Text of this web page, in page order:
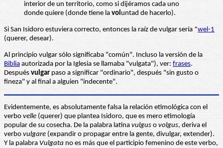
interior de un territorio, como si dijéramos cada uno
donde quiere (donde tiene la voluntad de hacerlo).
Si San Isidoro estuviera correcto, entonces la raíz de vulgar sería *wel-1
(querer, desear).
Al principio vulgar sólo significaba "común". Incluso la versión de la
Biblia autorizada por la Iglesia se llamaba "vulgata"), ver: frases.
Después vulgar paso a significar "ordinario", después "sin gusto o
fineza" y al final a alguien "indecente".
Evidentemente, es absolutamente falsa la relación etimológica con el
verbo velle (querer) que plantea Isidoro, que es mero etimología
popular de su cosecha. De la palabra latina vulgus o volgus, deriva el
verbo vulgare (expandir o propagar entre la gente, divulgar, extender).
Y la palabra Vulgata no es más que el participio femenino de este verbo,